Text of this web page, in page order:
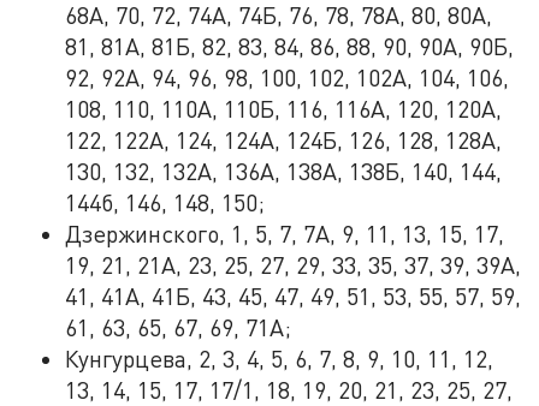
68А, 70, 72, 74А, 74Б, 76, 78, 78А, 80, 80А,
81, 81А, 81Б, 82, 83, 84, 86, 88, 90, 90А, 90Б,
92, 92А, 94, 96, 98, 100, 102, 102А, 104, 106,
108, 110, 110А, 110Б, 116, 116А, 120, 120А,
122, 122А, 124, 124А, 124Б, 126, 128, 128А,
130, 132, 132А, 136А, 138А, 138Б, 140, 144,
144б, 146, 148, 150;
Дзержинского, 1, 5, 7, 7А, 9, 11, 13, 15, 17,
19, 21, 21А, 23, 25, 27, 29, 33, 35, 37, 39, 39А,
41, 41А, 41Б, 43, 45, 47, 49, 51, 53, 55, 57, 59,
61, 63, 65, 67, 69, 71А;
Кунгурцева, 2, 3, 4, 5, 6, 7, 8, 9, 10, 11, 12,
13, 14, 15, 17, 17/1, 18, 19, 20, 21, 23, 25, 27,